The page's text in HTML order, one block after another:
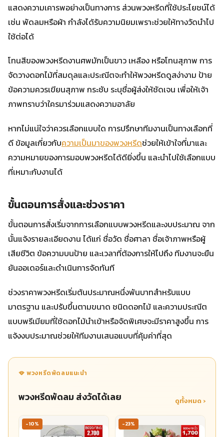
แสดงความเคารพอย่างเป็นทางการ ส่วนพวงหรีดที่ใช้ประโยชน์ได้
เช่น พัดลมหรือผ้า กำลังได้รับความนิยมเพราะช่วยให้ทางวัดนำไป
ใช้ต่อได้
โทนสีของพวงหรีดงานศพมักเป็นขาว เหลือง หรือโทนสุภาพ การ
จัดวางดอกไม้ที่สมดุลและประณีตจะทำให้พวงหรีดดูสง่างาม ป้าย
ข้อความควรเขียนสุภาพ กระชับ ระบุชื่อผู้ส่งให้ชัดเจน เพื่อให้เจ้า
ภาพทราบว่าใครมาร่วมแสดงความอาลัย
หากไม่แน่ใจว่าควรเลือกแบบใด การปรึกษาทีมงานเป็นทางเลือกที่
ดี ข้อมูลเกี่ยวกับความเป็นมาของพวงหรีดช่วยให้เข้าใจที่มาและ
ความหมายของการมอบพวงหรีดได้ดียิ่งขึ้น และนำไปใช้เลือกแบบ
ที่เหมาะกับงานได้
ขั้นตอนการสั่งและช่วงราคา
ขั้นตอนการสั่งเริ่มจากการเลือกแบบพวงหรีดและงบประมาณ จาก
นั้นแจ้งรายละเอียดงาน ได้แก่ ชื่อวัด ชื่อศาลา ชื่อเจ้าภาพหรือผู้
เสียชีวิต ข้อความบนป้าย และเวลาที่ต้องการให้ไปถึง ทีมงานจะยืน
ยันออเดอร์และดำเนินการจัดทันที
ช่วงราคาพวงหรีดเริ่มต้นประมาณหนึ่งพันบาทสำหรับแบบ
มาตรฐาน และปรับขึ้นตามขนาด ชนิดดอกไม้ และความประณีต
แบบพรีเมียมที่ใช้ดอกไม้นำเข้าหรือจัดพิเศษจะมีราคาสูงขึ้น การ
แจ้งงบประมาณช่วยให้ทีมงานเสนอแบบที่คุ้มค่าที่สุด
🪭 พวงหรีดพัดลมแนะนำ
พวงหรีดพัดลม ส่งวัดได้เลย ดูทั้งหมด ›
-10% -23%